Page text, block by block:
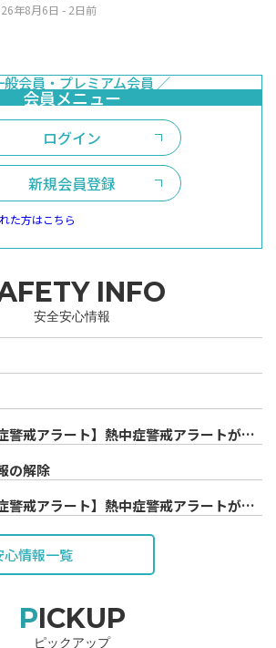
年8月6日 - 2日前
ログイン
新規会員登録
た方はこちら
INFO
安全安心情報
警戒アラート】熱中症警戒アラートが発
の解除
警戒アラート】熱中症警戒アラートが発
心情報一覧
PICKUP
ピックアップ